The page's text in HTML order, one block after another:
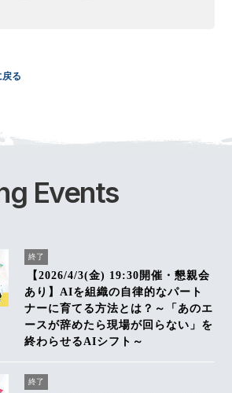
る
Events
終了
【2026/4/3(金) 19:30開催・懇親会
あり】AIを組織の自律的なパート
ナーに育てる方法とは？～「あのエ
ースが辞めたら現場が回らない」を
終わらせるAIシフト～
終了